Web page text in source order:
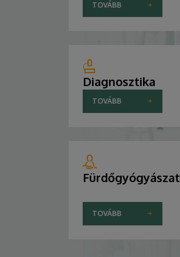
TOVÁBB
Diagnosztika
TOVÁBB
Fürdőgyógyászat
TOVÁBB